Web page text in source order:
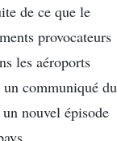
de ce que le
provocateurs
les aéroports
un communiqué du
nouvel épisode